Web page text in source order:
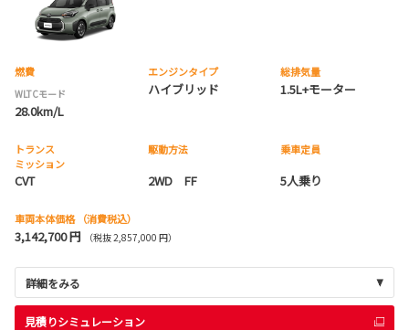
燃費
WLTCモード
28.0km/L
エンジンタイプ
ハイブリッド
総排気量
1.5L+モーター
トランス
ミッション
CVT
駆動方法
2WD FF
乗車定員
5人乗り
車両本体価格 （消費税込）
3,142,700 円 （税抜 2,857,000 円）
詳細をみる
見積りシミュレーション